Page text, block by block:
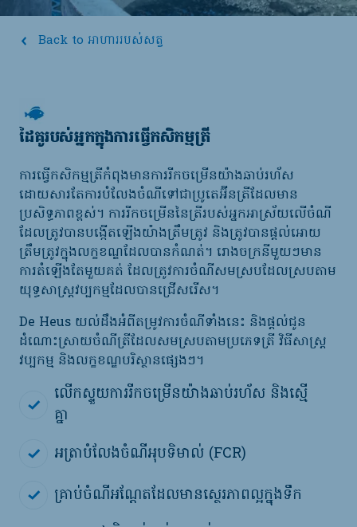
Back to អាហាររបស់សត្វ
ដៃគូរបស់អ្នកក្នុងការធ្វើកសិកម្មត្រី
ការធ្វើកសិកម្មត្រីកំពុងមានការរីកចម្រើនយ៉ាងឆាប់រហ័ស
ដោយសារតែការបំលែងចំណីទៅជាប្រូតេអ៊ីនត្រីដែលមាន
ប្រសិទ្ធភាពខ្ពស់។ ការរីកចម្រើននៃត្រីរបស់អ្នកអាស្រ័យលើចំណី
ដែលត្រូវបានបង្កើតឡើងយ៉ាងត្រឹមត្រូវ និងត្រូវបានផ្តល់អោយ
ត្រឹមត្រូវក្នុងលក្ខខណ្ឌដែលបានកំណត់។ រោងចក្រនីមួយៗមាន
ការតំឡើងតែមួយគត់ ដែលត្រូវការចំណីសមស្របដែលស្របតាម
យុទ្ធសាស្រ្តវប្បកម្មដែលបានជ្រើសរើស។
De Heus យល់ដឹងអំពីតម្រូវការចំណីទាំងនេះ និងផ្តល់ជូន
ដំណោះស្រាយចំណីត្រីដែលសមស្របតាមប្រភេទត្រី វិធីសាស្រ្ត
វប្បកម្ម និងលក្ខខណ្ឌបរិស្ថានផ្សេងៗ។
លើកស្ទួយការរីកចម្រើនយ៉ាងឆាប់រហ័ស និងស្មើ
គ្នា
អត្រាបំលែងចំណីអុបទិមាល់ (FCR)
គ្រាប់ចំណីអណ្ដែតដែលមានស្ថេរភាពល្អក្នុងទឹក